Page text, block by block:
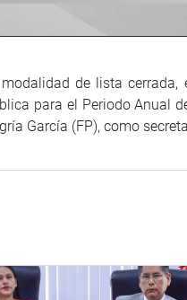
de lista cerrada,
para el Periodo Anual
García (FP), como